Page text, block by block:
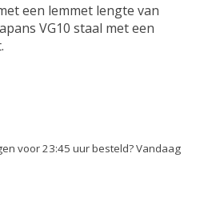
een lemmet lengte van
VG10 staal met een
is
voor 23:45 uur besteld? Vandaag